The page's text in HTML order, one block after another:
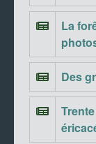
La
Des